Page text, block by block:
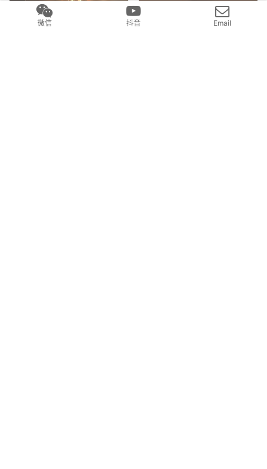
微信 抖音 Email